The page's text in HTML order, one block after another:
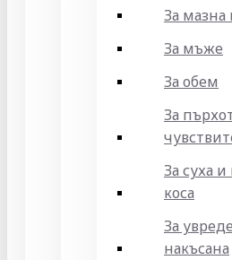
За мазна
За мъже
За обем
За
За суха
коса
За
накъсана